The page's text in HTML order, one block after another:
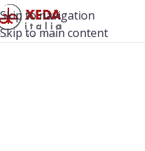
Skip to navigation
Skip to main content